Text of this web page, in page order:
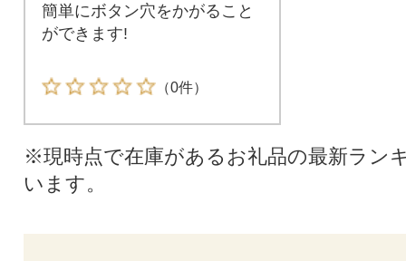
簡単にボタン穴をかがること
ができます!
（0件）
※現時点で在庫があるお礼品の最新ラン
います。